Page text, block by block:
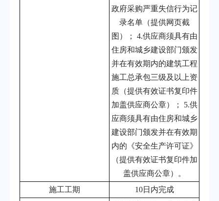
政府采购严重失信行为记
录名单（提供网页截
图）； 4.供应商须具有由
住房和城乡建设部门颁发
并在有效期内的建筑工程
施工总承包三级及以上资
质（提供有效证书复印件
加盖供应商公章）； 5.供
应商须具有由住房和城乡
建设部门颁发并在有效期
内的《安全生产许可证》
（提供有效证书复印件加
盖供应商公章）。
施工工期
10日内完成